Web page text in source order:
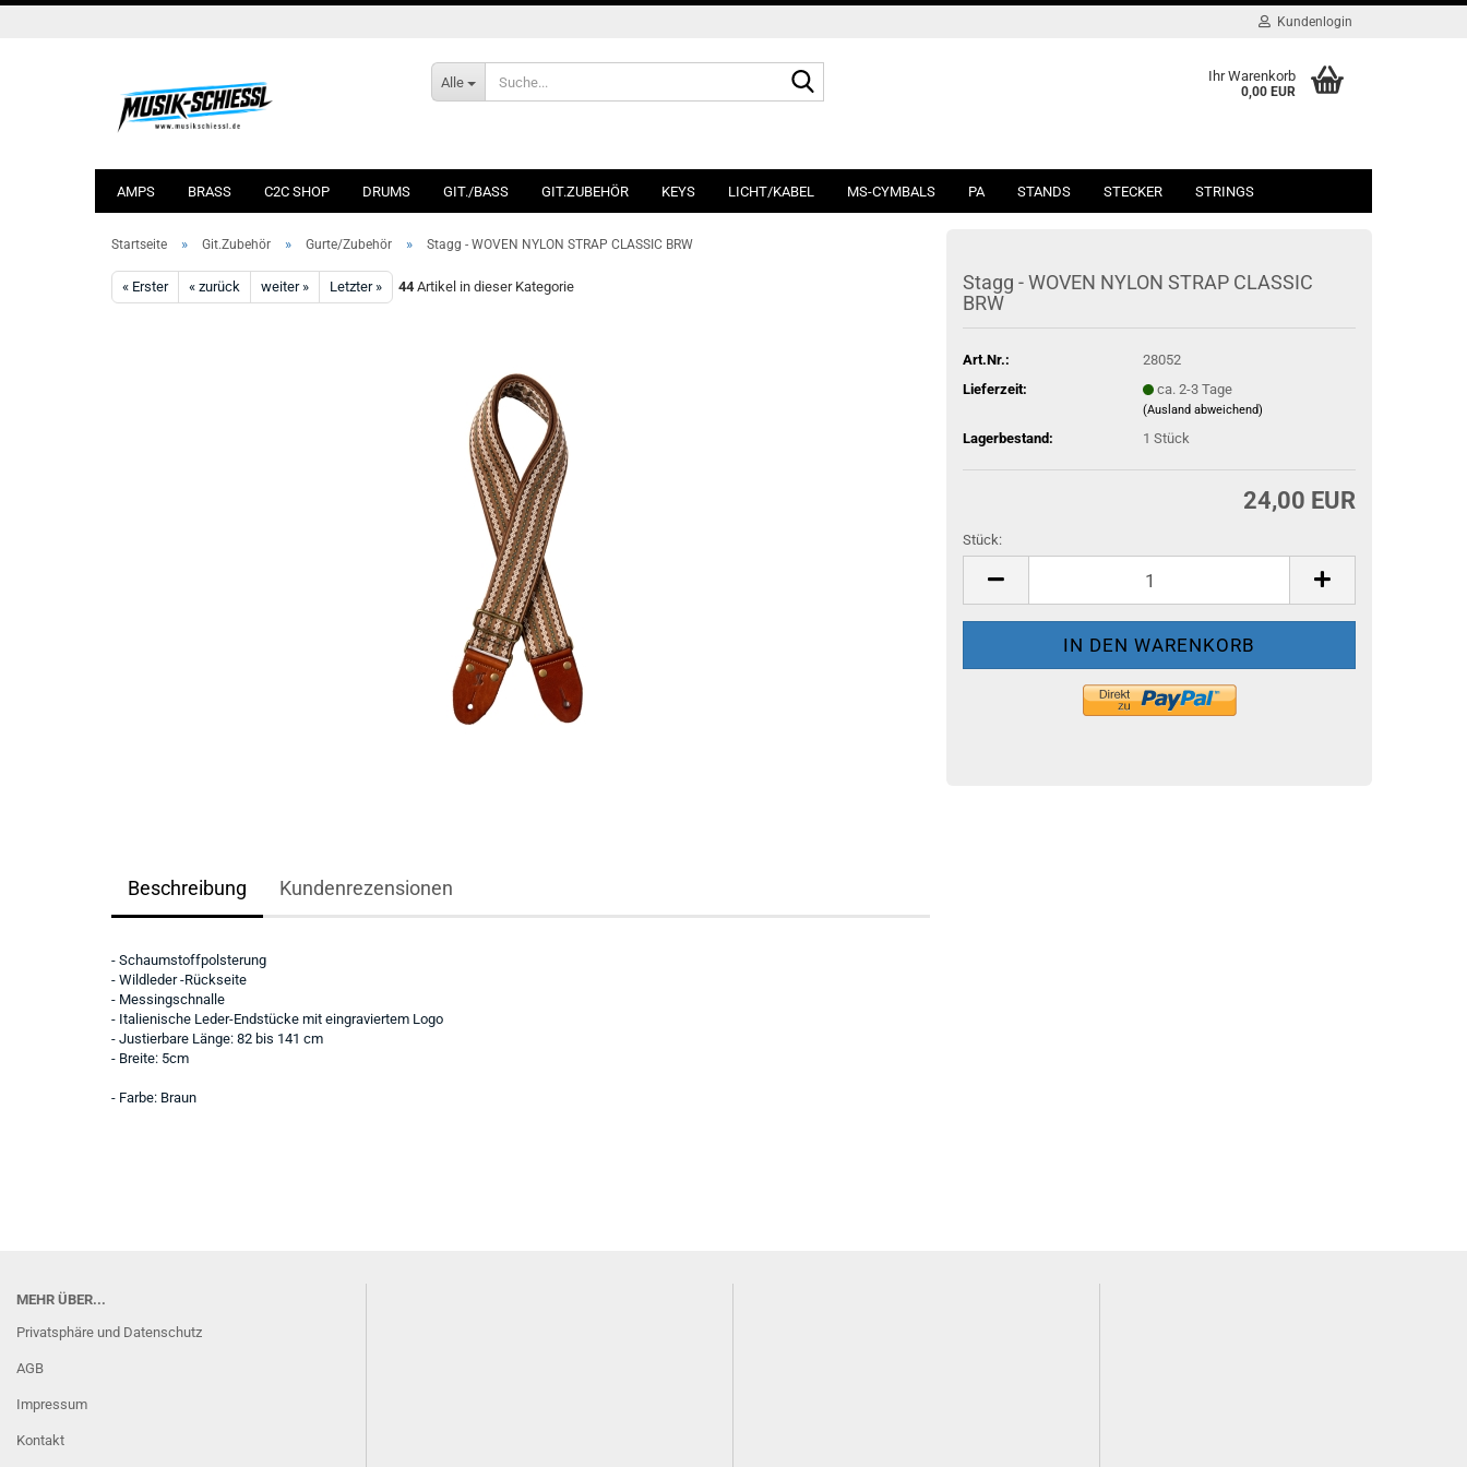
Kundenlogin
Alle Ihr Warenkorb
0,00 EUR
AMPS BRASS C2C SHOP DRUMS GIT./BASS GIT.ZUBEHÖR KEYS LICHT/KABEL MS-CYMBALS PA STANDS STECKER STRINGS
Startseite » Git.Zubehör » Gurte/Zubehör » Stagg - WOVEN NYLON STRAP CLASSIC BRW
« Erster « zurück weiter » Letzter » 44 Artikel in dieser Kategorie
Stagg - WOVEN NYLON STRAP CLASSIC
BRW
Art.Nr.:
28052
Lieferzeit:
ca. 2-3 Tage
(Ausland abweichend)
Lagerbestand: 1 Stück
24,00 EUR
Stück:
Stück
Beschreibung Kundenrezensionen
- Schaumstoffpolsterung
- Wildleder -Rückseite
- Messingschnalle
- Italienische Leder-Endstücke mit eingraviertem Logo
- Justierbare Länge: 82 bis 141 cm
- Breite: 5cm
- Farbe: Braun
MEHR ÜBER...
Privatsphäre und Datenschutz
AGB
Impressum
Kontakt